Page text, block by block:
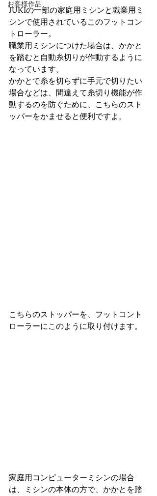
お客様作品
JUKIの一部の家庭用ミシンと職業用ミ
シンで使用されているこのフットコン
トローラー。
職業用ミシンにつけた場合は、かかと
を踏むと自動糸切りが作動するように
なっています。
かかとで糸を切らずに手元で切りたい
場合などは、間違えて糸切り機能が作
動するのを防ぐために、こちらのスト
ッパーをかませると便利ですよ。
こちらのストッパーを、フットコント
ローラーにこのように取り付けます。
家庭用コンピューターミシンの場合
は、ミシンの本体の方で、かかとを踏